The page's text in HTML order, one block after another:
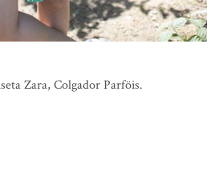
Zara, Colgador Parföis.